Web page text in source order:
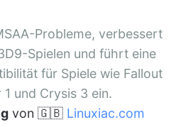
Probleme, verbessert
Spielen und führt eine
für Spiele wie Fallout
1 und Crysis 3 ein.
von 🇬🇧 Linuxiac.com